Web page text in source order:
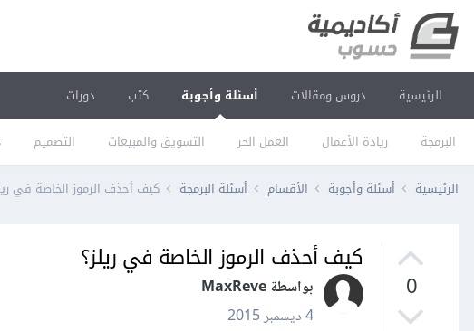
الرئيسية دروس ومقالات أسئلة وأجوبة
البرمجة ريادة الأعمال العمل الحر التسويق والمبيعات التصميم
كتب دورات
الرئيسية أسئلة وأجوبة الأقسام أسئلة البرمجة كيف أحذف الرموز الخاصة في
0
كيف أحذف الرموز الخاصة في ريلز؟
بواسطة MaxReve
4 ديسمبر 2015